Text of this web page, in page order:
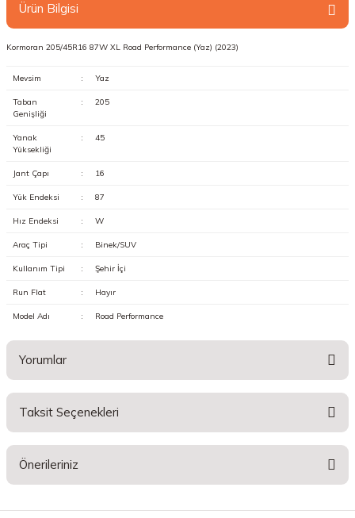
Ürün Bilgisi
Kormoran 205/45R16 87W XL Road Performance (Yaz) (2023)
Mevsim : Yaz
Taban
Genişliği
: 205
Yanak
Yüksekliği
: 45
Jant Çapı : 16
Yük Endeksi : 87
Hız Endeksi : W
Araç Tipi : Binek/SUV
Kullanım Tipi : Şehir İçi
Run Flat : Hayır
Model Adı : Road Performance
Yorumlar
Taksit Seçenekleri
Önerileriniz